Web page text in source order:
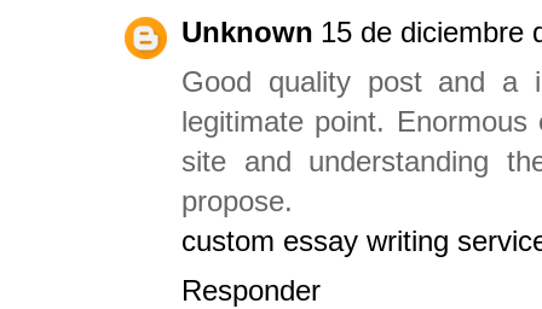
Unknown 15 de diciembre
Good quality post and a
legitimate point.
site and understanding
propose.
custom essay writing
Responder